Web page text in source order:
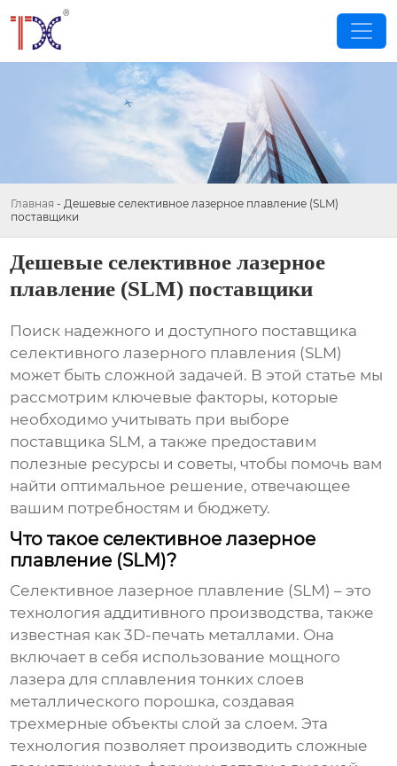
Главная - Дешевые селективное лазерное плавление (SLM)
поставщики
Дешевые селективное лазерное
плавление (SLM) поставщики
Поиск надежного и доступного поставщика
селективного лазерного плавления (SLM)
может быть сложной задачей. В этой статье мы
рассмотрим ключевые факторы, которые
необходимо учитывать при выборе
поставщика SLM, а также предоставим
полезные ресурсы и советы, чтобы помочь вам
найти оптимальное решение, отвечающее
вашим потребностям и бюджету.
Что такое селективное лазерное
плавление (SLM)?
Селективное лазерное плавление (SLM) – это
технология аддитивного производства, также
известная как 3D-печать металлами. Она
включает в себя использование мощного
лазера для сплавления тонких слоев
металлического порошка, создавая
трехмерные объекты слой за слоем. Эта
технология позволяет производить сложные